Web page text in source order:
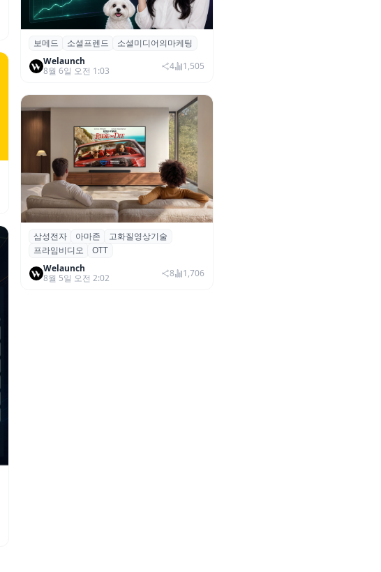
보메드 ‘소셜프렌드’, 유튜브·인스타 등 6
개 SNS 마케팅 통합 지원
보메드 소셜프렌드
소셜미디어의마케팅
Welaunch
8월 6일 오전 1:03
4 1,505
삼성전자·아마존, 프라임 비디오에
‘HDR10+ 어드밴스드’ 적용
삼성전자 아마존
고화질영상기술
프라임비디오
OTT
Welaunch
8월 5일 오전 2:02
8 1,706